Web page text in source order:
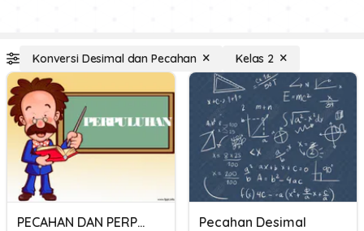
Konversi Desimal dan Pecahan Kelas 2
PECAHAN DAN PERPULUHAN Pecahan Desimal